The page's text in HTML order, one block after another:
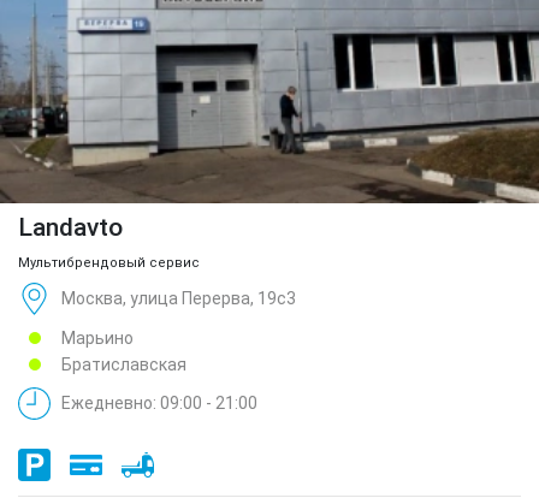
Landavto
Мультибрендовый сервис
Москва, улица Перерва, 19с3
Марьино
Братиславская
Ежедневно: 09:00 - 21:00